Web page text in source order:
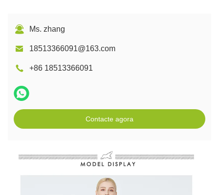
Ms. zhang
18513366091@163.com
+86 18513366091
Contacte agora